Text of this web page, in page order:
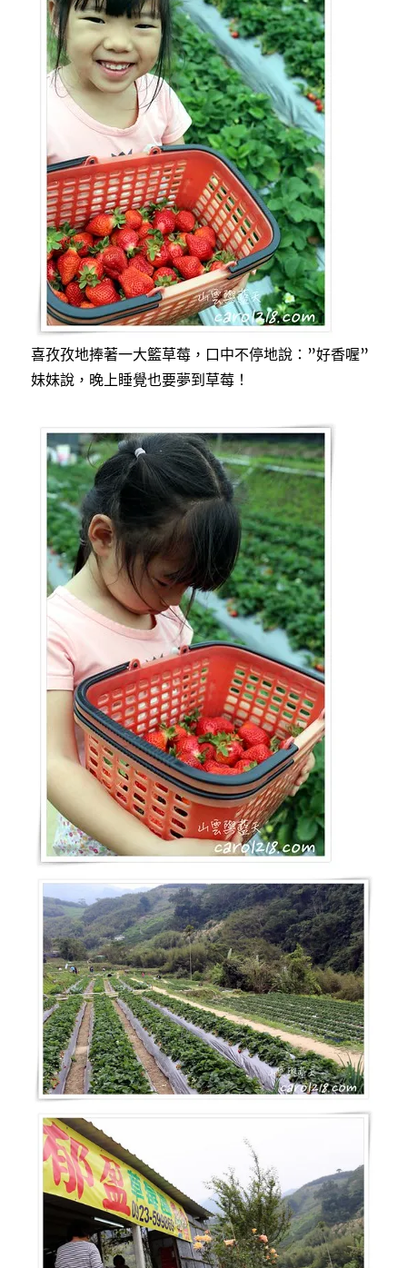
喜孜孜地捧著一大籃草莓，口中不停地說：”好香喔”
妹妹說，晚上睡覺也要夢到草莓！